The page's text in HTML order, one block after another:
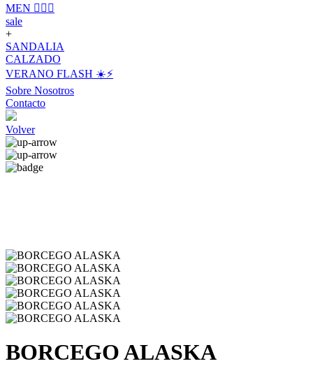
MEN 🙋🏽‍♂️
sale
+
SANDALIA
CALZADO
VERANO FLASH ☀️⚡️
Sobre Nosotros
Contacto
Volver
BORCEGO ALASKA